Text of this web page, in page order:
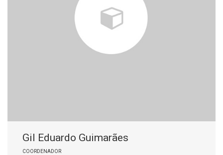
Gil Eduardo Guimarães
COORDENADOR